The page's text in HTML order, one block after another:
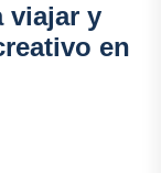
viajar y
en